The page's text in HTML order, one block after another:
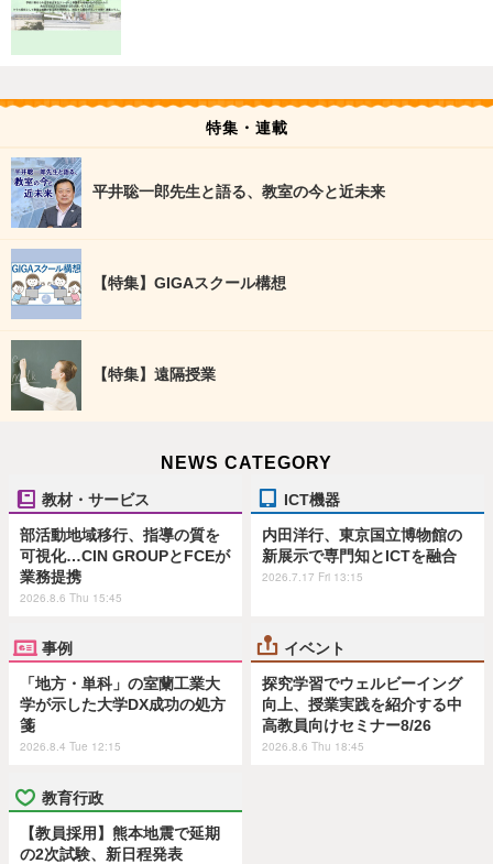
特集・連載
平井聡一郎先生と語る、教室の今と近未来
【特集】GIGAスクール構想
【特集】遠隔授業
NEWS CATEGORY
教材・サービス
部活動地域移行、指導の質を
可視化…CIN GROUPとFCEが
業務提携
2026.8.6 Thu 15:45
ICT機器
内田洋行、東京国立博物館の
新展示で専門知とICTを融合
2026.7.17 Fri 13:15
事例
「地方・単科」の室蘭工業大
学が示した大学DX成功の処方
箋
2026.8.4 Tue 12:15
イベント
探究学習でウェルビーイング
向上、授業実践を紹介する中
高教員向けセミナー8/26
2026.8.6 Thu 18:45
教育行政
【教員採用】熊本地震で延期
の2次試験、新日程発表